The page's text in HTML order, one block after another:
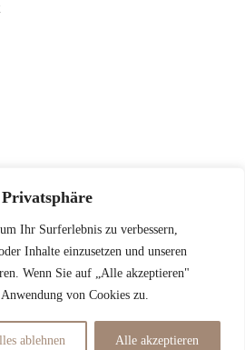
Ihr Surferlebnis zu verbessern,
Inhalte einzusetzen und unseren
Wenn Sie auf „Alle akzeptieren"
von Cookies zu.
ablehnen Alle akzeptieren